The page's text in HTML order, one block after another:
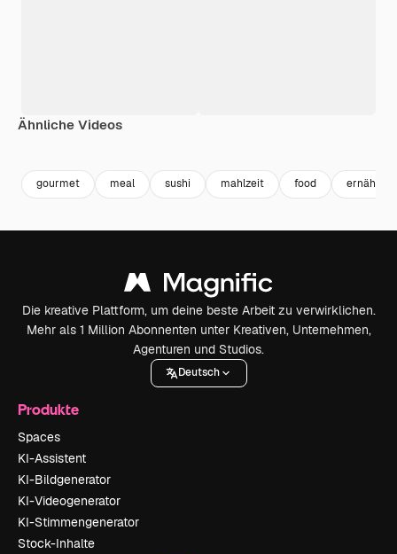
Ähnliche Videos
gourmet meal sushi mahlzeit food
Die kreative Plattform, um deine beste Arbeit zu verwirklichen.
Mehr als 1 Million Abonnenten unter Kreativen, Unternehmen,
Agenturen und Studios.
Deutsch
Produkte
Spaces
KI-Assistent
KI-Bildgenerator
KI-Videogenerator
KI-Stimmengenerator
Stock-Inhalte